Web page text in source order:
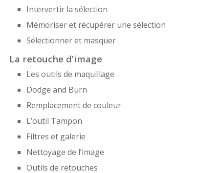
Intervertir la sélection
Mémoriser et récupérer une sélection
Sélectionner et masquer
La retouche d’image
Les outils de maquillage
Dodge and Burn
Remplacement de couleur
L’outil Tampon
Filtres et galerie
Nettoyage de l’image
Outils de retouches